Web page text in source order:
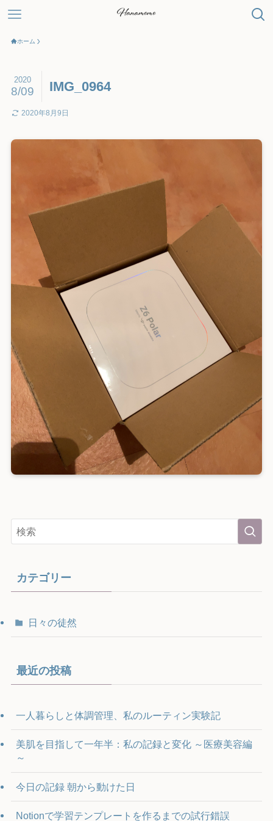
ホーム
IMG_0964
2020
8/09
2020年8月9日
カテゴリー
日々の徒然
最近の投稿
一人暮らしと体調管理、私のルーティン実験記
美肌を目指して一年半：私の記録と変化 ～医療美容編
～
今日の記録 朝から動けた日
Notionで学習テンプレートを作るまでの試行錯誤